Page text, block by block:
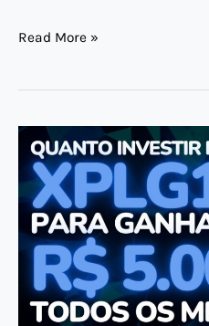
Read More »
QUANTO
INVESTIR
em
XPLG11
para
RECEBER
5000
REAIS